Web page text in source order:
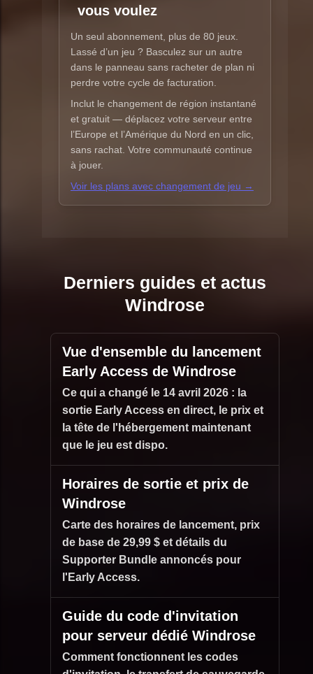
vous voulez
Un seul abonnement, plus de 80 jeux.
Lassé d’un jeu ? Basculez sur un autre
dans le panneau sans racheter de plan ni
perdre votre cycle de facturation.
Inclut le changement de région instantané
et gratuit — déplacez votre serveur entre
l’Europe et l’Amérique du Nord en un clic,
sans rachat. Votre communauté continue
à jouer.
Voir les plans avec changement de jeu →
Derniers guides et actus
Windrose
Vue d'ensemble du lancement
Early Access de Windrose
Ce qui a changé le 14 avril 2026 : la
sortie Early Access en direct, le prix et
la tête de l'hébergement maintenant
que le jeu est dispo.
Horaires de sortie et prix de
Windrose
Carte des horaires de lancement, prix
de base de 29,99 $ et détails du
Supporter Bundle annoncés pour
l'Early Access.
Guide du code d'invitation
pour serveur dédié Windrose
Comment fonctionnent les codes